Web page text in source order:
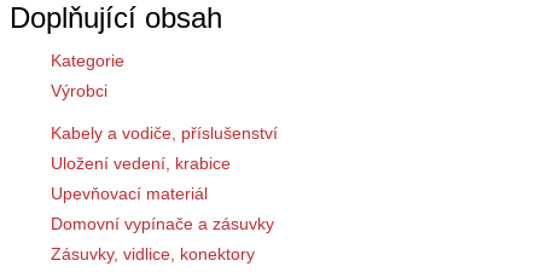
Doplňující obsah
Kategorie
Výrobci
Kabely a vodiče, příslušenství
Uložení vedení, krabice
Upevňovací materiál
Domovní vypínače a zásuvky
Zásuvky, vidlice, konektory